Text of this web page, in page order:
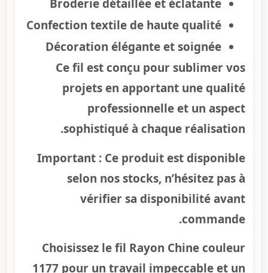
Broderie détaillée et éclatante
Confection textile de haute qualité
Décoration élégante et soignée
Ce fil est conçu pour sublimer vos
projets en apportant une qualité
professionnelle et un aspect
sophistiqué à chaque réalisation.
Important : Ce produit est disponible
selon nos stocks, n’hésitez pas à
vérifier sa disponibilité avant
commande.
Choisissez le fil Rayon Chine couleur
1177 pour un travail impeccable et un